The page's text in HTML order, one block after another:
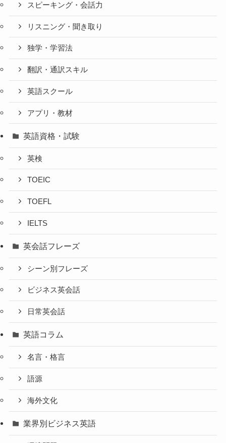
スピーキング・会話力
リスニング・聞き取り
独学・学習法
翻訳・通訳スキル
英語スクール
アプリ・教材
英語資格・試験
英検
TOEIC
TOEFL
IELTS
英会話フレーズ
シーン別フレーズ
ビジネス英会話
日常英会話
英語コラム
名言・格言
語源
海外文化
業界別ビジネス英語